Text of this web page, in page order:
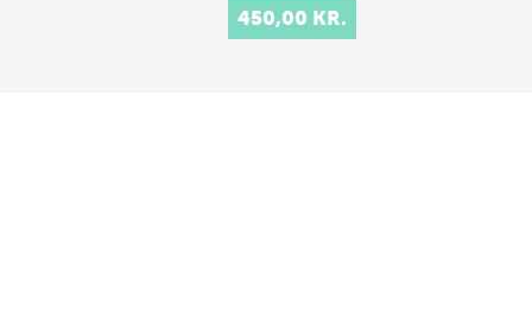
450,00 KR.